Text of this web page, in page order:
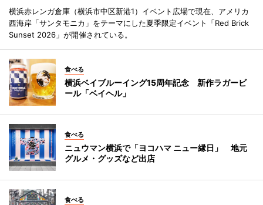
横浜赤レンガ倉庫（横浜市中区新港1）イベント広場で現在、アメリカ
西海岸「サンタモニカ」をテーマにした夏季限定イベント「Red Brick
Sunset 2026」が開催されている。
食べる
横浜ベイブルーイング15周年記念 新作ラガービ
ール「ベイヘル」
食べる
ニュウマン横浜で「ヨコハマ ニュー縁日」 地元
グルメ・グッズなど出店
食べる